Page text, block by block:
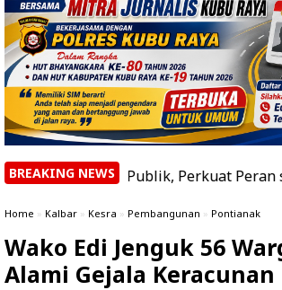
BREAKING NEWS
Publik, Perkuat Peran sebagai Pusat
Home » Kalbar » Kesra » Pembangunan » Pontianak
Wako Edi Jenguk 56
Alami Gejala